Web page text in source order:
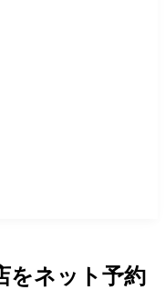
をネット予約